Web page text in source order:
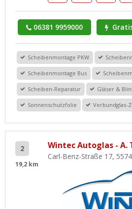
06381 9959000
Scheibenmontage PKW
Scheibenmontage Bus
Scheiben-Reparatur Gläser &
Sonnenschutzfolie Verbundglas-
2
19,2 km
Wintec Autoglas - A.
Carl-Benz-Straße 17,